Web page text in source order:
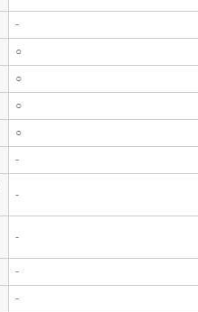
-
○
○
○
○
-
-
-
-
-